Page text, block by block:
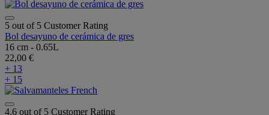
5 out of 5 Customer Rating
Bol desayuno de cerámica de gres
16 cm - 0.65L
22,00 €
+ 13
+ 15
4,6 out of 5 Customer Rating